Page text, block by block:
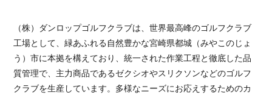
（株）ダンロップゴルフクラブは、世界最高峰のゴルフクラブ
工場として、緑あふれる自然豊かな宮崎県都城（みやこのじょ
う）市に本拠を構えており、統一された作業工程と徹底した品
質管理で、主力商品であるゼクシオやスリクソンなどのゴルフ
クラブを生産しています。多様なニーズにお応えするためのカ